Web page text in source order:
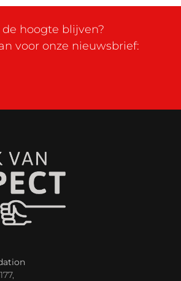
de hoogte blijven?
voor onze nieuwsbrief: